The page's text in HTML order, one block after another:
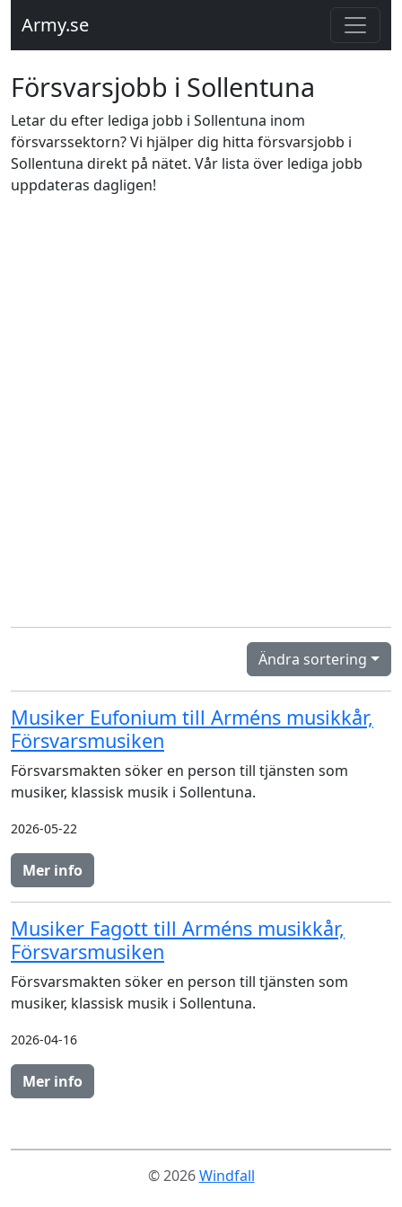
Army.se
Försvarsjobb i Sollentuna
Letar du efter lediga jobb i Sollentuna inom
försvarssektorn? Vi hjälper dig hitta försvarsjobb i
Sollentuna direkt på nätet. Vår lista över lediga jobb
uppdateras dagligen!
Ändra sortering
Musiker Eufonium till Arméns musikkår,
Försvarsmusiken
Försvarsmakten söker en person till tjänsten som
musiker, klassisk musik i Sollentuna.
2026-05-22
Mer info
Musiker Fagott till Arméns musikkår,
Försvarsmusiken
Försvarsmakten söker en person till tjänsten som
musiker, klassisk musik i Sollentuna.
2026-04-16
Mer info
© 2026Windfall